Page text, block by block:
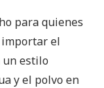
para quienes
el
un estilo
y el polvo en